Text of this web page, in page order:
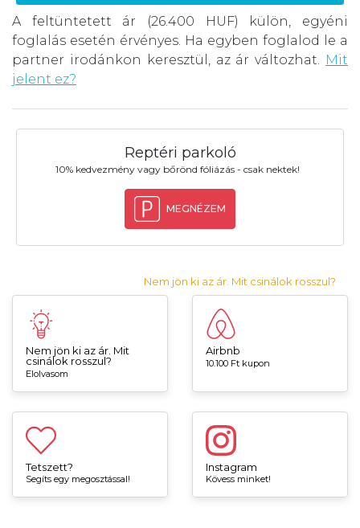
A feltüntetett ár (26.400 HUF) külön, egyéni
foglalás esetén érvényes. Ha egyben foglalod le a
partner irodánkon keresztül, az ár változhat. Mit
jelent ez?
Reptéri parkoló
10% kedvezmény vagy bőrönd fóliázás - csak nektek!
MEGNÉZEM
Nem jön ki az ár. Mit csinálok rosszul?
Nem jön ki az ár. Mit
csinálok rosszul?
Elolvasom
Airbnb
10.100 Ft kupon
Tetszett?
Segíts egy megosztással!
Instagram
Kövess minket!